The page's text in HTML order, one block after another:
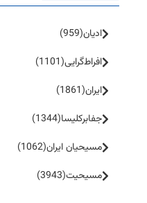
ادیان(959)
افراط‌گرایی(1101)
ایران(1861)
جفا‌بر‌کلیسا(1344)
مسیحیان ایران(1062)
مسیحیت(3943)